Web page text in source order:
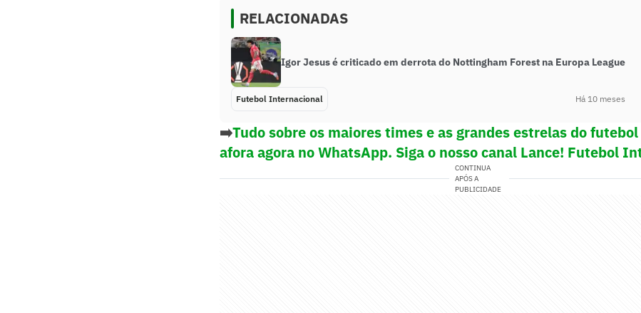
RELACIONADAS
Igor Jesus é criticado em derrota do Nottingham Forest na Europa League
Futebol Internacional Há 10 meses
➡️Tudo sobre os maiores times e as grandes estrelas do
afora agora no WhatsApp. Siga o nosso canal Lance! Futebol
CONTINUA
APÓS A
PUBLICIDADE